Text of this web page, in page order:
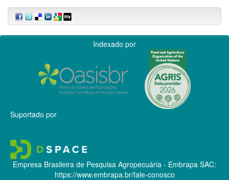
Indexado por
Suportado por
Empresa Brasileira de Pesquisa Agropecuária - Embrapa SAC:
https://www.embrapa.br/fale-conosco